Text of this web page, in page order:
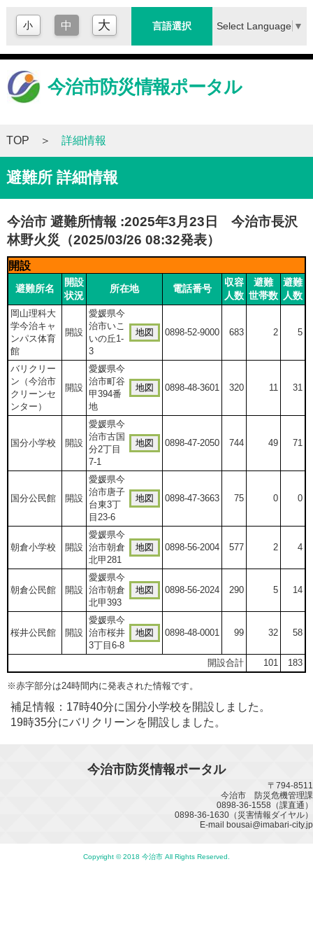
小 中 大 言語選択 Select Language ▼
今治市防災情報ポータル
TOP 詳細情報
避難所 詳細情報
今治市 避難所情報 :2025年3月23日 今治市長沢
林野火災（2025/03/26 08:32発表）
開設
避難所名
開設
状況
所在地 電話番号
収容
人数
避難
世帯数
避難
人数
岡山理科大
学今治キャ
ンパス体育
館
開設
愛媛県今
治市いこ
いの丘1-
3
地図 0898-52-9000 683 2 5
バリクリー
ン（今治市
クリーンセ
ンター）
開設
愛媛県今
治市町谷
甲394番
地
地図 0898-48-3601 320 11 31
国分小学校 開設
愛媛県今
治市古国
分2丁目
7-1
地図 0898-47-2050 744 49 71
国分公民館 開設
愛媛県今
治市唐子
台東3丁
目23-6
地図 0898-47-3663 75 0 0
朝倉小学校 開設
愛媛県今
治市朝倉
北甲281
地図 0898-56-2004 577 2 4
朝倉公民館 開設
愛媛県今
治市朝倉
北甲393
地図 0898-56-2024 290 5 14
桜井公民館 開設
愛媛県今
治市桜井
3丁目6-8
地図 0898-48-0001 99 32 58
開設合計 101 183
※赤字部分は24時間内に発表された情報です。
補足情報：17時40分に国分小学校を開設しました。
19時35分にバリクリーンを開設しました。
今治市防災情報ポータル
〒794-8511
今治市 防災危機管理課
0898-36-1558（課直通）
0898-36-1630（災害情報ダイヤル）
E-mail bousai@imabari-city.jp
Copyright © 2018 今治市 All Rights Reserved.